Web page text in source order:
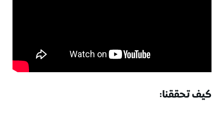
كيف تحققنا: